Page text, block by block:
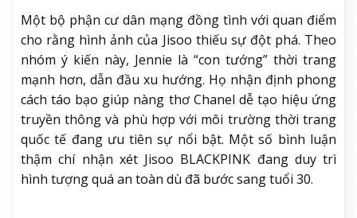
Một bộ phận cư dân mạng đồng tình với quan điểm
cho rằng hình ảnh của Jisoo thiếu sự đột phá. Theo
nhóm ý kiến này, Jennie là “con tướng” thời trang
mạnh hơn, dẫn đầu xu hướng. Họ nhận định phong
cách táo bạo giúp nàng thơ Chanel dễ tạo hiệu ứng
truyền thông và phù hợp với môi trường thời trang
quốc tế đang ưu tiên sự nổi bật. Một số bình luận
thậm chí nhận xét Jisoo BLACKPINK đang duy trì
hình tượng quá an toàn dù đã bước sang tuổi 30.